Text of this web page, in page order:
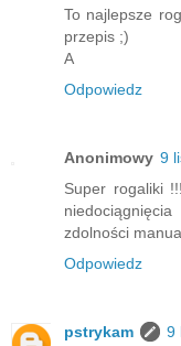
To najlepsze
przepis ;)
A
Odpowiedz
Anonimowy 9
Super rogaliki
zdolności
Odpowiedz
pstrykam
9